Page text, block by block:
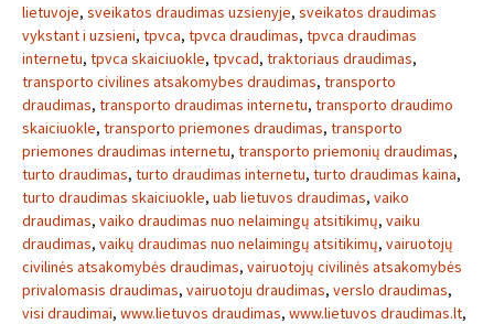
lietuvoje, sveikatos draudimas uzsienyje, sveikatos draudimas
vykstant i uzsieni, tpvca, tpvca draudimas, tpvca draudimas
internetu, tpvca skaiciuokle, tpvcad, traktoriaus draudimas,
transporto civilines atsakomybes draudimas, transporto
draudimas, transporto draudimas internetu, transporto draudimo
skaiciuokle, transporto priemones draudimas, transporto
priemones draudimas internetu, transporto priemonių draudimas,
turto draudimas, turto draudimas internetu, turto draudimas kaina,
turto draudimas skaiciuokle, uab lietuvos draudimas, vaiko
draudimas, vaiko draudimas nuo nelaimingų atsitikimų, vaiku
draudimas, vaikų draudimas nuo nelaimingų atsitikimų, vairuotojų
civilinės atsakomybės draudimas, vairuotojų civilinės atsakomybės
privalomasis draudimas, vairuotoju draudimas, verslo draudimas,
visi draudimai, www.lietuvos draudimas, www.lietuvos draudimas.lt,